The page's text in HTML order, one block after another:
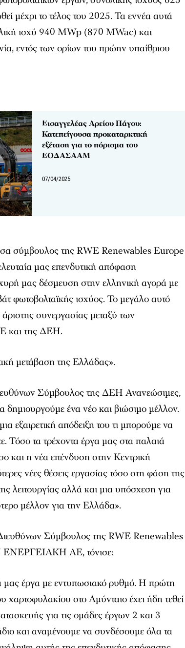
μέχρι το τέλος του 2025. Τα εννέα αυτά
ισχύ 940 MWp (870 MWac) και
εντός των ορίων του πρώην υπαίθριου
Εισαγγελέας Αρείου Πάγου:
Κατεπείγουσα προκαταρκτική
εξέταση για το πόρισμα του
ΕΟΔΑΣΑΑΜ
07/04/2025
σύμβουλος της RWE Renewables Europe
μας επενδυτική απόφαση
μας δέσμευση στην ελληνική αγορά με
φωτοβολταϊκής ισχύος. Το μεγάλο αυτό
συνεργασίας μεταξύ των
και της ΔΕΗ.
μετάβαση της Ελλάδας».
Σύμβουλος της ΔΕΗ Ανανεώσιμες,
δημιουργούμε ένα νέο και βιώσιμο μέλλον.
εξαιρετική απόδειξη του τι μπορούμε να
Τόσο τα τρέχοντα έργα μας στα παλαιά
και η νέα επένδυση στην Κεντρική
νέες θέσεις εργασίας τόσο στη φάση της
λειτουργίας αλλά και μια υπόσχεση για
μέλλον για την Ελλάδα».
Σύμβουλος της RWE Renewables
ΑΕ, τόνισε:
μας έργα με εντυπωσιακό ρυθμό. Η πρώτη
στο Αμύνταιο έχει ήδη τεθεί
για τις ομάδες έργων 2 και 3
και αναμένουμε να συνδέσουμε όλα τα